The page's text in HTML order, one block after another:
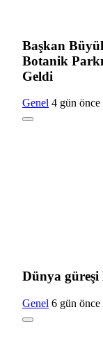
Başkan
Botanik
Geldi
Genel 4 gün önce
Dünya güreşi
Genel 6 gün önce